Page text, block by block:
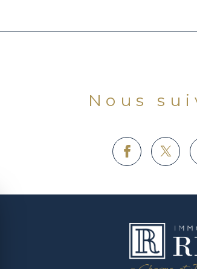
Nous